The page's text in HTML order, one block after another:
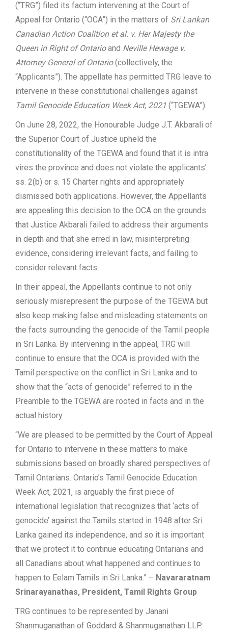
(“TRG”) filed its factum intervening at the Court of
Appeal for Ontario (“OCA”) in the matters of Sri Lankan
Canadian Action Coalition et al. v. Her Majesty the
Queen in Right of Ontarioand Neville Hewage v.
Attorney General of Ontario(collectively, the
“Applicants”). The appellate has permitted TRG leave to
intervene in these constitutional challenges against
Tamil Genocide Education Week Act, 2021 (“TGEWA”).
On June 28, 2022, the Honourable Judge J.T. Akbarali of
the Superior Court of Justice upheld the
constitutionality of the TGEWA and found that it is intra
vires the province and does not violate the applicants’
ss. 2(b) or s. 15 Charter rights and appropriately
dismissed both applications. However, the Appellants
are appealing this decision to the OCA on the grounds
that Justice Akbarali failed to address their arguments
in depth and that she erred in law, misinterpreting
evidence, considering irrelevant facts, and failing to
consider relevant facts.
In their appeal, the Appellants continue to not only
seriously misrepresent the purpose of the TGEWA but
also keep making false and misleading statements on
the facts surrounding the genocide of the Tamil people
in Sri Lanka. By intervening in the appeal, TRG will
continue to ensure that the OCA is provided with the
Tamil perspective on the conflict in Sri Lanka and to
show that the “acts of genocide” referred to in the
Preamble to the TGEWA are rooted in facts and in the
actual history.
“We are pleased to be permitted by the Court of Appeal
for Ontario to intervene in these matters to make
submissions based on broadly shared perspectives of
Tamil Ontarians. Ontario’s Tamil Genocide Education
Week Act, 2021, is arguably the first piece of
international legislation that recognizes that ‘acts of
genocide’ against the Tamils started in 1948 after Sri
Lanka gained its independence, and so it is important
that we protect it to continue educating Ontarians and
all Canadians about what happened and continues to
happen to Eelam Tamils in Sri Lanka.” – Navararatnam
Srinarayanathas, President, Tamil Rights Group
TRG continues to be represented by Janani
Shanmuganathan of Goddard & Shanmuganathan LLP.